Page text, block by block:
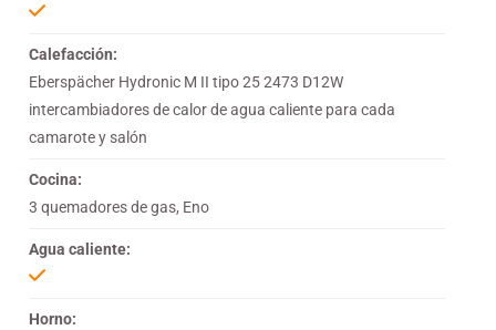
Calefacción:
Eberspächer Hydronic M II tipo 25 2473 D12W
intercambiadores de calor de agua caliente para cada
camarote y salón
Cocina:
3 quemadores de gas, Eno
Agua caliente:
Horno: